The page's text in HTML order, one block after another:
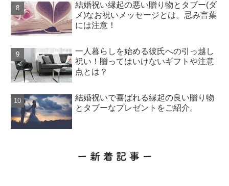
結婚祝い縁起の悪い贈り物とタブー(ダ
メ)なお祝いメッセージとは。忌み言葉
には注意！
一人暮らしを始める彼氏への引っ越し
祝い！贈ってはいけないギフトや注意
点とは？
結婚祝いで喜ばれる縁起の良い贈り物
とタブーなプレゼントをご紹介。